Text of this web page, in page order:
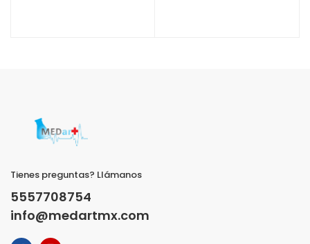
Tienes preguntas? Llámanos
5557708754
info@medartmx.com